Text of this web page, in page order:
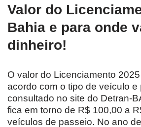
Valor do
Bahia e para onde
dinheiro!
O valor do Licenciamento
acordo com o tipo de veículo e
consultado no site do Detran-
fica em torno de R$ 100,00 a
veículos de passeio. No ano